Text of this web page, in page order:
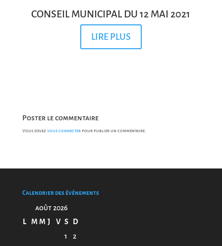
CONSEIL MUNICIPAL DU 12 MAI 2021
LIRE PLUS
Poster le commentaire
Vous devez vous connecterpour publier un commentaire.
Calendrier des événements
août 2026
L
M M J V S
D
1
2